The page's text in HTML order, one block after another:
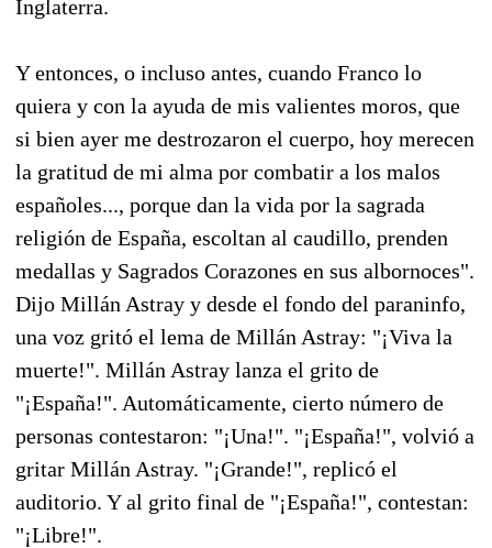
Inglaterra.
Y entonces, o incluso antes, cuando Franco lo
quiera y con la ayuda de mis valientes moros, que
si bien ayer me destrozaron el cuerpo, hoy merecen
la gratitud de mi alma por combatir a los malos
españoles..., porque dan la vida por la sagrada
religión de España, escoltan al caudillo, prenden
medallas y Sagrados Corazones en sus albornoces".
Dijo Millán Astray y desde el fondo del paraninfo,
una voz gritó el lema de Millán Astray: "¡Viva la
muerte!". Millán Astray lanza el grito de
"¡España!". Automáticamente, cierto número de
personas contestaron: "¡Una!". "¡España!", volvió a
gritar Millán Astray. "¡Grande!", replicó el
auditorio. Y al grito final de "¡España!", contestan:
"¡Libre!".